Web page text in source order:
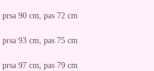
prsa 90 cm, pas 72 cm
prsa 93 cm, pas 75 cm
prsa 97 cm, pas 79 cm